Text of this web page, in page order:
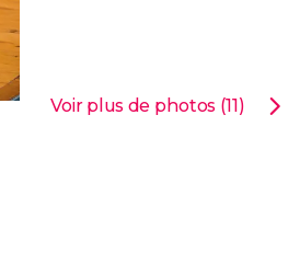
Voir plus de photos (11)